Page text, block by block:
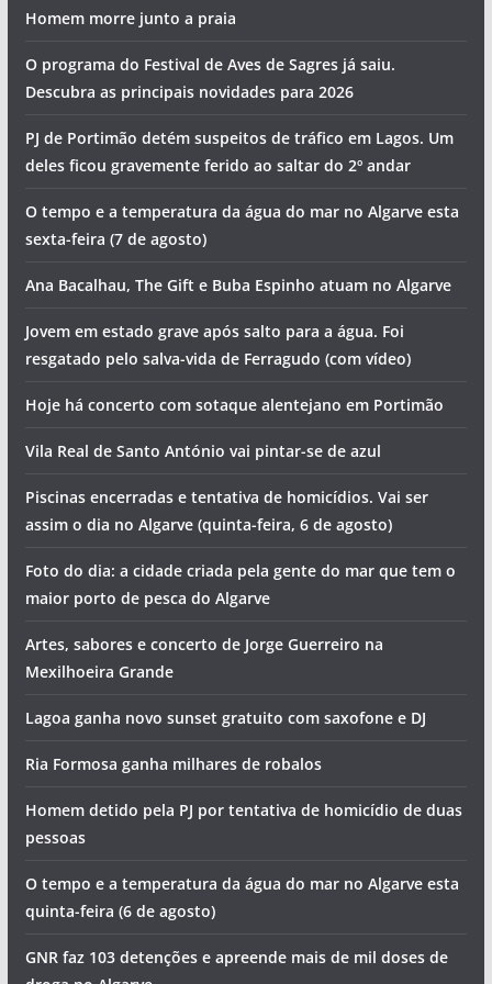
pub
pub
pub
Homem morre junto a praia
O programa do Festival de Aves de Sagres já saiu.
Descubra as principais novidades para 2026
PJ de Portimão detém suspeitos de tráfico em Lagos. Um
deles ficou gravemente ferido ao saltar do 2º andar
O tempo e a temperatura da água do mar no Algarve esta
sexta-feira (7 de agosto)
Ana Bacalhau, The Gift e Buba Espinho atuam no Algarve
Jovem em estado grave após salto para a água. Foi
resgatado pelo salva-vida de Ferragudo (com vídeo)
Hoje há concerto com sotaque alentejano em Portimão
Vila Real de Santo António vai pintar-se de azul
Piscinas encerradas e tentativa de homicídios. Vai ser
assim o dia no Algarve (quinta-feira, 6 de agosto)
Foto do dia: a cidade criada pela gente do mar que tem o
maior porto de pesca do Algarve
Artes, sabores e concerto de Jorge Guerreiro na
Mexilhoeira Grande
Lagoa ganha novo sunset gratuito com saxofone e DJ
Ria Formosa ganha milhares de robalos
Homem detido pela PJ por tentativa de homicídio de duas
pessoas
O tempo e a temperatura da água do mar no Algarve esta
quinta-feira (6 de agosto)
GNR faz 103 detenções e apreende mais de mil doses de